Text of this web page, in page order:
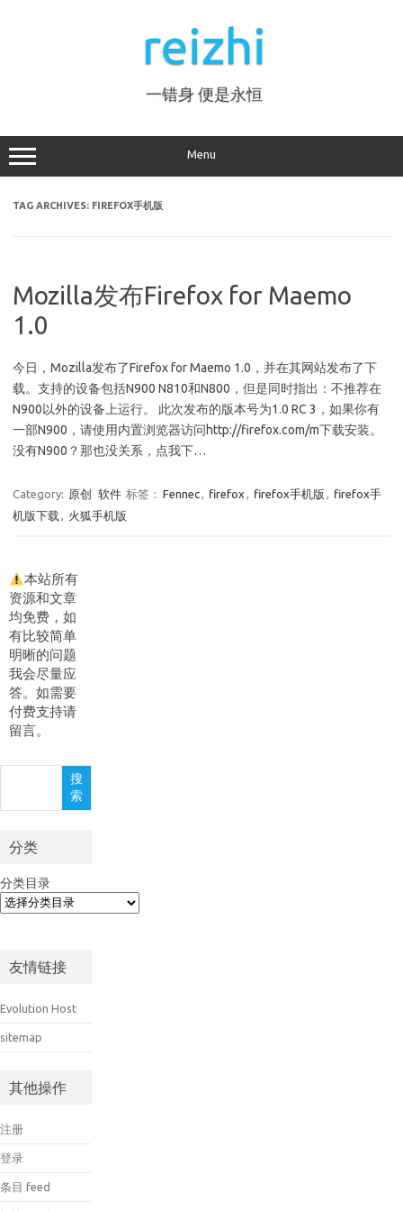
reizhi
一错身 便是永恒
Menu
TAG ARCHIVES: FIREFOX手机版
Mozilla发布Firefox for Maemo
1.0
今日，Mozilla发布了Firefox for Maemo 1.0，并在其网站发布了下
载。支持的设备包括N900 N810和N800，但是同时指出：不推荐在
N900以外的设备上运行。 此次发布的版本号为1.0 RC 3，如果你有
一部N900，请使用内置浏览器访问http://firefox.com/m下载安装。
没有N900？那也没关系，点我下…
Category: 原创 软件 标签： Fennec, firefox , firefox手机版 , firefox手
机版下载 , 火狐手机版
本站所有
资源和文章
均免费，如
有比较简单
明晰的问题
我会尽量应
答。如需要
付费支持请
留言。
搜
索
分类
分类目录
友情链接
Evolution Host
sitemap
其他操作
注册
登录
条目 feed